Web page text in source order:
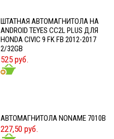
ШТАТНАЯ АВТОМАГНИТОЛА НА
ANDROID TEYES CC2L PLUS ДЛЯ
HONDA CIVIC 9 FK FB 2012-2017
2/32GB
525 руб.
АВТОМАГНИТОЛА NONAME 7010B
227,50 руб.